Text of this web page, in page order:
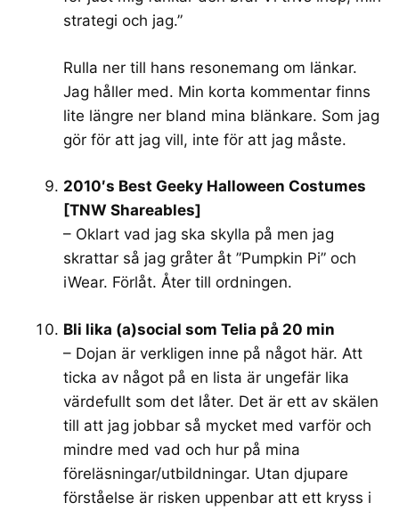
strategi och jag.”
Rulla ner till hans resonemang om länkar.
Jag håller med. Min korta kommentar finns
lite längre ner bland mina blänkare. Som jag
gör för att jag vill, inte för att jag måste.
2010′s Best Geeky Halloween Costumes
[TNW Shareables]
– Oklart vad jag ska skylla på men jag
skrattar så jag gråter åt ”Pumpkin Pi” och
iWear. Förlåt. Åter till ordningen.
Bli lika (a)social som Telia på 20 min
– Dojan är verkligen inne på något här. Att
ticka av något på en lista är ungefär lika
värdefullt som det låter. Det är ett av skälen
till att jag jobbar så mycket med varför och
mindre med vad och hur på mina
föreläsningar/utbildningar. Utan djupare
förståelse är risken uppenbar att ett kryss i